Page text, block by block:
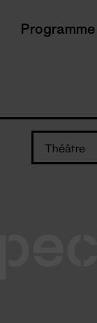
Programme
Théâtre